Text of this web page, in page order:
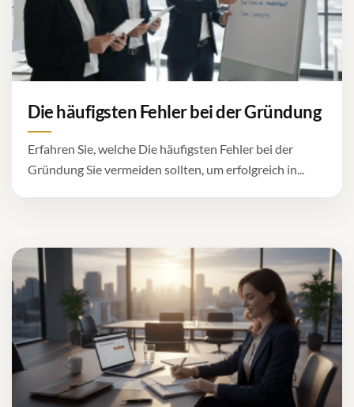
Die häufigsten Fehler bei der Gründung
Erfahren Sie, welche Die häufigsten Fehler bei der
Gründung Sie vermeiden sollten, um erfolgreich in...